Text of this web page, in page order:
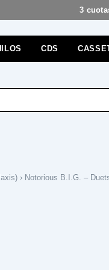
3
CDS
› Notorious B.I.G. –